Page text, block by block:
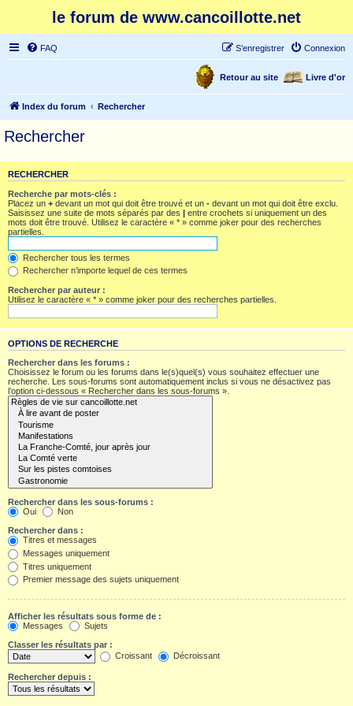
le forum de www.cancoillotte.net
FAQ Connexion
S’enregistrer
Livre d'or
Retour au site
Index du forum Rechercher
Rechercher
RECHERCHER
Recherche par mots-clés :
Placez un + devant un mot qui doit être trouvé et un - devant un mot qui doit être exclu.
Saisissez une suite de mots séparés par des | entre crochets si uniquement un des
mots doit être trouvé. Utilisez le caractère « * » comme joker pour des recherches
partielles.
Rechercher tous les termes
Rechercher n’importe lequel de ces termes
Rechercher par auteur :
Utilisez le caractère « * » comme joker pour des recherches partielles.
OPTIONS DE RECHERCHE
Rechercher dans les forums :
Choisissez le forum ou les forums dans le(s)quel(s) vous souhaitez effectuer une
recherche. Les sous-forums sont automatiquement inclus si vous ne désactivez pas
l’option ci-dessous « Rechercher dans les sous-forums ».
Rechercher dans les sous-forums :
Oui
Non
Rechercher dans :
Titres et messages
Messages uniquement
Titres uniquement
Premier message des sujets uniquement
Afficher les résultats sous forme de :
Messages
Sujets
Classer les résultats par :
Croissant
Décroissant
Rechercher depuis :